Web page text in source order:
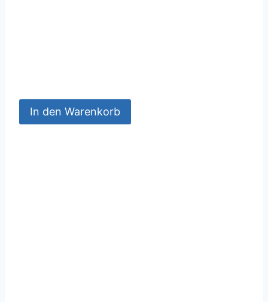
In den Warenkorb